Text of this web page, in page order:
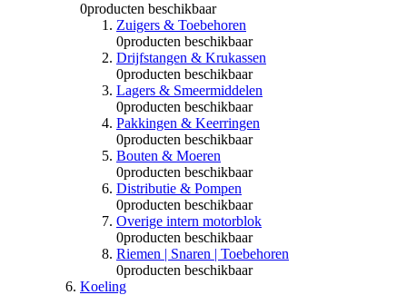
0producten beschikbaar
Zuigers & Toebehoren
0producten beschikbaar
Drijfstangen & Krukassen
0producten beschikbaar
Lagers & Smeermiddelen
0producten beschikbaar
Pakkingen & Keerringen
0producten beschikbaar
Bouten & Moeren
0producten beschikbaar
Distributie & Pompen
0producten beschikbaar
Overige intern motorblok
0producten beschikbaar
Riemen | Snaren | Toebehoren
0producten beschikbaar
Koeling